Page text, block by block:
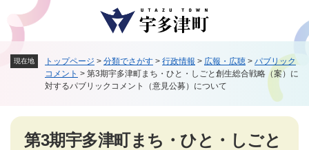
メニューを飛ばして本文へ
現在地 トップページ > 分類でさがす > 行政情報 > 広報・広聴 > パブリック
コメント > 第3期宇多津町まち・ひと・しごと創生総合戦略（案）に
対するパブリックコメント（意見公募）について
本
第3期宇多津町まち・ひと・しごと